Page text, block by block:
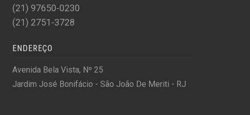
(21) 97650-0230
(21) 2751-3728
ENDEREÇO
Avenida Bela Vista, Nº 25
Jardim José Bonifácio - São João De Meriti - RJ